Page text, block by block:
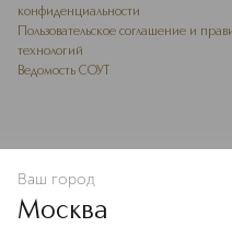
В КОРЗИНУ
конфиденциальности
Пользовательское соглашение и
технологий
Ведомость СОУТ
Ваш город
Москва